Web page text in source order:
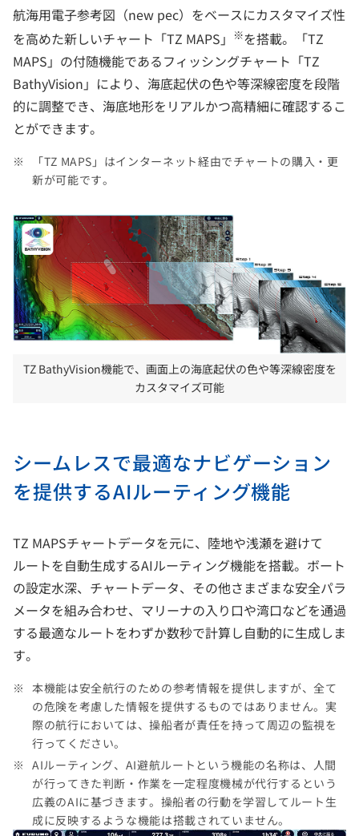
航海用電子参考図（new pec）をベースにカスタマイズ性
を高めた新しいチャート「TZ MAPS」
※を搭載。「TZ
MAPS」の付随機能であるフィッシングチャート「TZ
BathyVision」により、海底起伏の色や等深線密度を段階
的に調整でき、海底地形をリアルかつ高精細に確認するこ
とができます。
「TZ MAPS」はインターネット経由でチャートの購入・更
新が可能です。
TZ BathyVision機能で、画面上の海底起伏の色や等深線密度を
カスタマイズ可能
シームレスで最適なナビゲーション
を提供するAIルーティング機能
TZ MAPSチャートデータを元に、陸地や浅瀬を避けて
ルートを自動生成するAIルーティング機能を搭載。ボート
の設定水深、チャートデータ、その他さまざまな安全パラ
メータを組み合わせ、マリーナの入り口や湾口などを通過
する最適なルートをわずか数秒で計算し自動的に生成しま
す。
本機能は安全航行のための参考情報を提供しますが、全て
の危険を考慮した情報を提供するものではありません。実
際の航行においては、操船者が責任を持って周辺の監視を
行ってください。
AIルーティング、AI避航ルートという機能の名称は、人間
が行ってきた判断・作業を一定程度機械が代行するという
広義のAIに基づきます。操船者の行動を学習してルート生
成に反映するような機能は搭載されていません。